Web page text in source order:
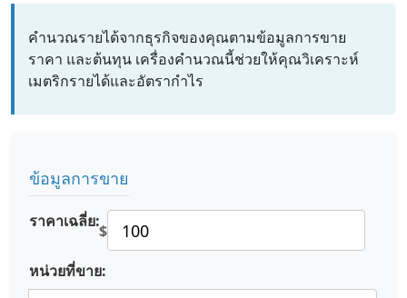
คำนวณรายได้จากธุรกิจของคุณตามข้อมูลการขาย
ราคา และต้นทุน เครื่องคำนวณนี้ช่วยให้คุณวิเคราะห์
เมตริกรายได้และอัตรากำไร
ข้อมูลการขาย
ราคาเฉลี่ย:$
หน่วยที่ขาย: